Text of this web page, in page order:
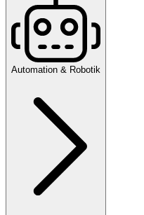
Automation & Robotik